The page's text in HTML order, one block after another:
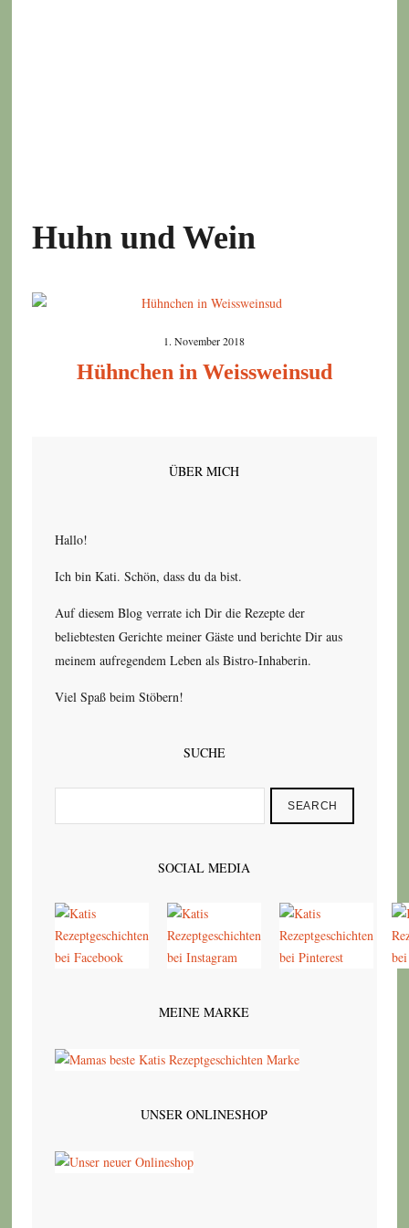
Huhn und Wein
1. November 2018
Hühnchen in Weissweinsud
ÜBER MICH
Hallo!
Ich bin Kati. Schön, dass du da bist.
Auf diesem Blog verrate ich Dir die Rezepte der
beliebtesten Gerichte meiner Gäste und berichte Dir aus
meinem aufregendem Leben als Bistro-Inhaberin.
Viel Spaß beim Stöbern!
SUCHE
SEARCH
SOCIAL MEDIA
MEINE MARKE
UNSER ONLINESHOP